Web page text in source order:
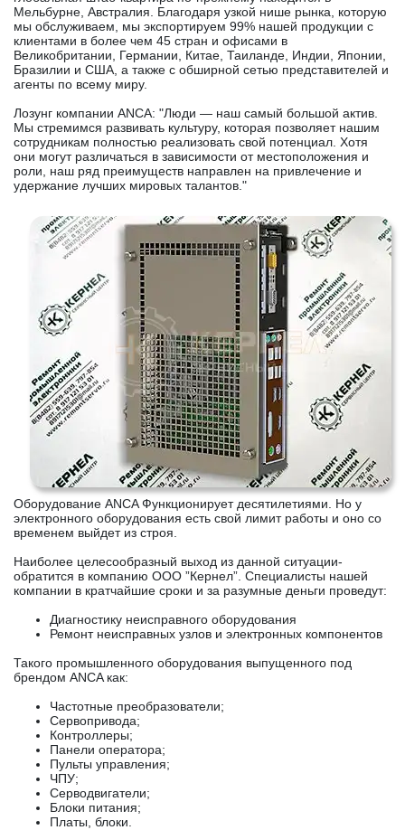
Мельбурне, Австралия. Благодаря узкой нише рынка, которую
мы обслуживаем, мы экспортируем 99% нашей продукции с
клиентами в более чем 45 стран и офисами в
Великобритании, Германии, Китае, Таиланде, Индии, Японии,
Бразилии и США, а также с обширной сетью представителей и
агенты по всему миру.
Лозунг компании ANCA: "Люди — наш самый большой актив.
Мы стремимся развивать культуру, которая позволяет нашим
сотрудникам полностью реализовать свой потенциал. Хотя
они могут различаться в зависимости от местоположения и
роли, наш ряд преимуществ направлен на привлечение и
удержание лучших мировых талантов."
Оборудование ANCA Функционирует десятилетиями. Но у
электронного оборудования есть свой лимит работы и оно со
временем выйдет из строя.
Наиболее целесообразный выход из данной ситуации-
обратится в компанию ООО ”Кернел”. Специалисты нашей
компании в кратчайшие сроки и за разумные деньги проведут:
Диагностику неисправного оборудования
Ремонт неисправных узлов и электронных компонентов
Такого промышленного оборудования выпущенного под
брендом ANCA как:
Частотные преобразователи;
Сервопривода;
Контроллеры;
Панели оператора;
Пульты управления;
ЧПУ;
Серводвигатели;
Блоки питания;
Платы, блоки.